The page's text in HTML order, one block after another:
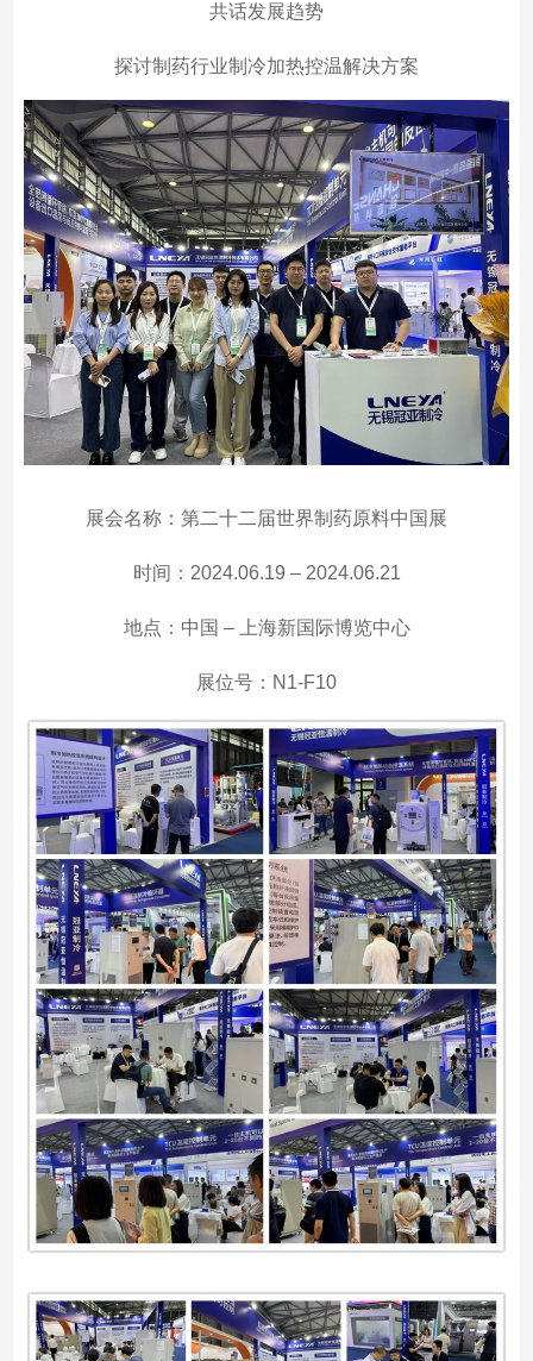
共话发展趋势
探讨制药行业制冷加热控温解决方案
展会名称：第二十二届世界制药原料中国展
时间：2024.06.19 – 2024.06.21
地点：中国 – 上海新国际博览中心
展位号：N1-F10